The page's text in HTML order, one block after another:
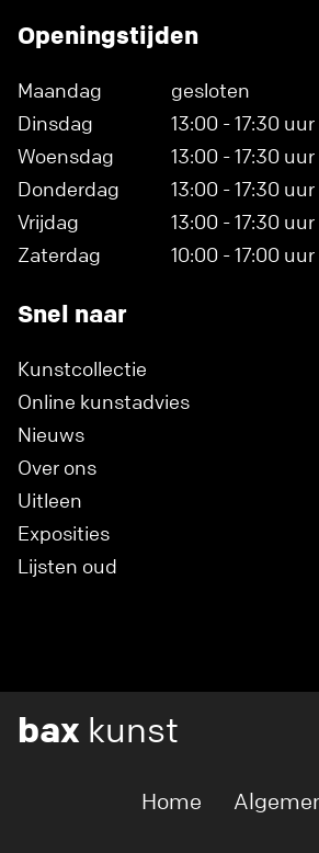
Openingstijden
Maandag
gesloten
Dinsdag
13:00 - 17:30 uur
Woensdag
13:00 - 17:30 uur
Donderdag
13:00 - 17:30 uur
Vrijdag
13:00 - 17:30 uur
Zaterdag
10:00 - 17:00 uur
Snel naar
Kunstcollectie
Online kunstadvies
Nieuws
Over ons
Uitleen
Exposities
Lijsten oud
bax kunst
Home